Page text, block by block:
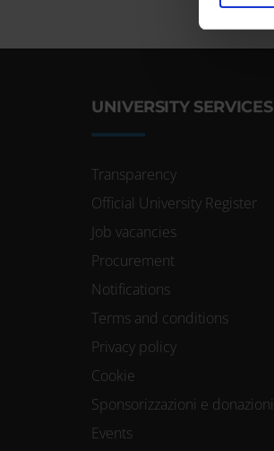
UNIVERSITY SERVICES
Transparency
Official University Register
Job vacancies
Procurement
Notifications
Terms and conditions
Privacy policy
Cookie
Sponsorizzazioni e donazioni
Events